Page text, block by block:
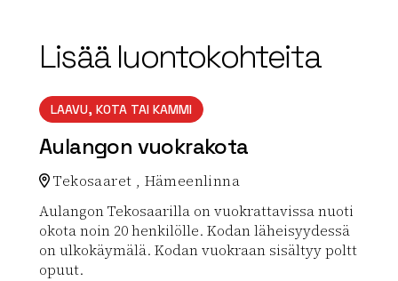
Lisää luontokohteita
LAAVU, KOTA TAI KAMMI
Aulangon vuokrakota
Tekosaaret , Hämeenlinna
Aulangon Tekosaarilla on vuokrattavissa nuoti
okota noin 20 henkilölle. Kodan läheisyydessä
on ulkokäymälä. Kodan vuokraan sisältyy poltt
opuut.